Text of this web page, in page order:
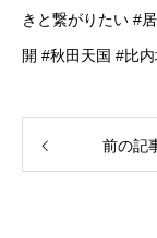
きと繋がりたい #
開 #秋田天国 #比
前の記